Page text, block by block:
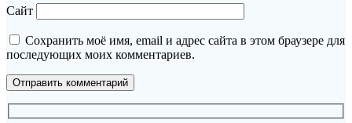
Сайт
Сохранить моё имя, email и адрес сайта в этом браузере для
последующих моих комментариев.